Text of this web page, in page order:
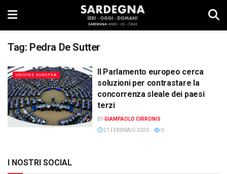
Tag: Pedra De Sutter
UNIONE EUROPEA
Il Parlamento europeo cerca
soluzioni per contrastare la
concorrenza sleale dei paesi
terzi
BYGIAMPAOLO CIRRONIS
21 FEBBRAIO 2020
0
I NOSTRI SOCIAL